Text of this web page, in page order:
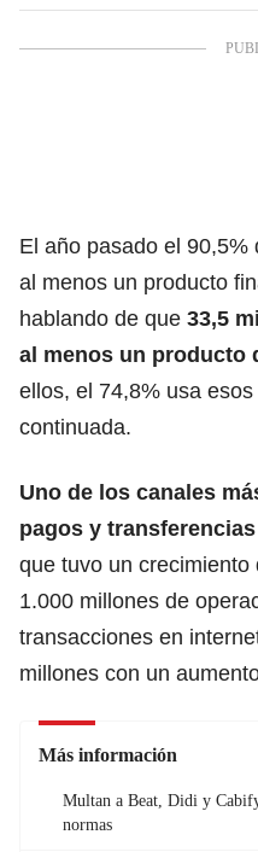
El año pasado el 90,5%
al menos un producto
hablando de que 33,5
al menos un producto
ellos, el 74,8% usa
continuada.
Uno de los canales
pagos y
que tuvo un
1.000 millones de
transacciones en
millones con un
Más información
Multan a Beat, Didi y
normas